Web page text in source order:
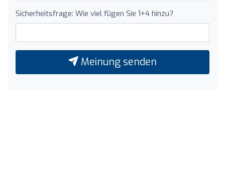
Sicherheitsfrage: Wie viel fügen Sie 1+4 hinzu?
Meinung senden